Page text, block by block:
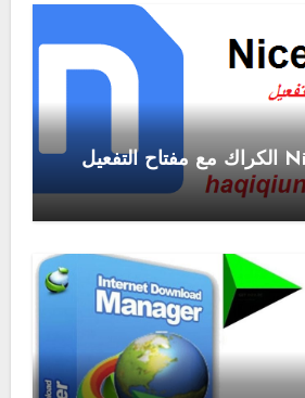
Nicepage 8.6.2 الكراك مع مفتاح التفعيل